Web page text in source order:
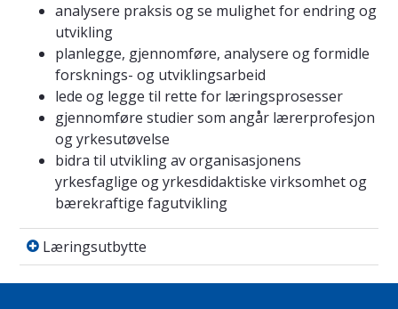
analysere praksis og se mulighet for endring og
utvikling
planlegge, gjennomføre, analysere og formidle
forsknings- og utviklingsarbeid
lede og legge til rette for læringsprosesser
gjennomføre studier som angår lærerprofesjon
og yrkesutøvelse
bidra til utvikling av organisasjonens
yrkesfaglige og yrkesdidaktiske virksomhet og
bærekraftige fagutvikling
Læringsutbytte
Læringsutbytte